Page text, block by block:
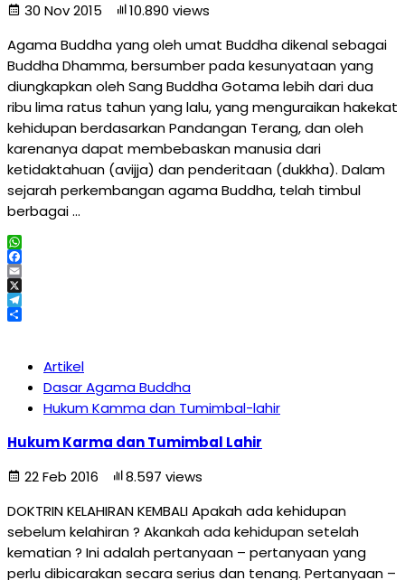
30 Nov 2015
10.890 views
Agama Buddha yang oleh umat Buddha dikenal sebagai
Buddha Dhamma, bersumber pada kesunyataan yang
diungkapkan oleh Sang Buddha Gotama lebih dari dua
ribu lima ratus tahun yang lalu, yang menguraikan hakekat
kehidupan berdasarkan Pandangan Terang, dan oleh
karenanya dapat membebaskan manusia dari
ketidaktahuan (avijja) dan penderitaan (dukkha). Dalam
sejarah perkembangan agama Buddha, telah timbul
berbagai …
WhatsApp
Facebook
Email
X
Telegram
Artikel
Dasar Agama Buddha
Hukum Kamma dan Tumimbal-lahir
Hukum Karma dan Tumimbal Lahir
22 Feb 2016
8.597 views
DOKTRIN KELAHIRAN KEMBALI Apakah ada kehidupan
sebelum kelahiran ? Akankah ada kehidupan setelah
kematian ? Ini adalah pertanyaan – pertanyaan yang
perlu dibicarakan secara serius dan tenang. Pertanyaan –